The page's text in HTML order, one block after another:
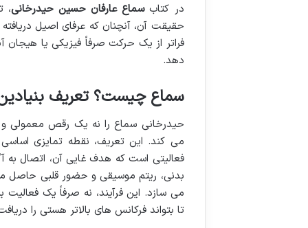
در کتابسماع عارفان حسین حیدرخانی،
حقیقت آن، آنچنان که عرفای اصیل دریافته
فراتر از یک حرکت صرفاً فیزیکی یا هیجان
دهد.
سماع چیست؟ تعریف بنیادین
حیدرخانی سماع را نه یک رقص معمولی
می کند. این تعریف، نقطه تمایزی
فعالیتی است که هدف غایی آن، اتصال
بدنی، ریتم موسیقی و حضور قلبی حاصل
می سازد. این فرآیند، نه صرفاً یک فعالیت
تا بتواند فرکانس های بالاتر هستی را